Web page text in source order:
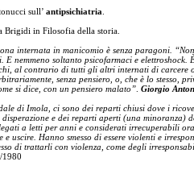
sull’ antipsichiatria
Brigidi in Filosofia della storia.
internata in manicomio è senza paragoni.
nemmeno soltanto psicofarmaci e elettroshock.
al contrario di tutti gli altri internati di carcere
senza pensiero, o, che è lo stesso,
si dice, con un pensiero malato” Giorgio
di Imola, ci sono dei reparti chiusi dove i
e dei reparti aperti (una minoranza)
a letti per anni e considerati irrecuperabili
uscire. Hanno smesso di essere violenti e
di trattarli con violenza, come degli
1980